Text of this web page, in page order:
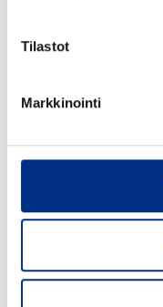
Tilastot
Markkinointi